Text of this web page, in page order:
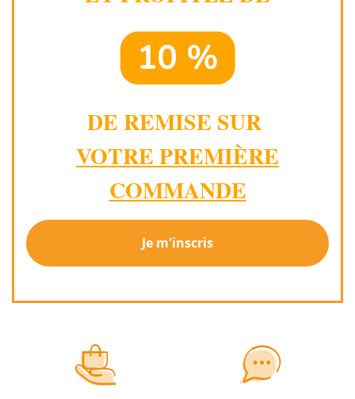
DE REMISE SUR
VOTRE PREMIÈRE
COMMANDE
Je m'inscris